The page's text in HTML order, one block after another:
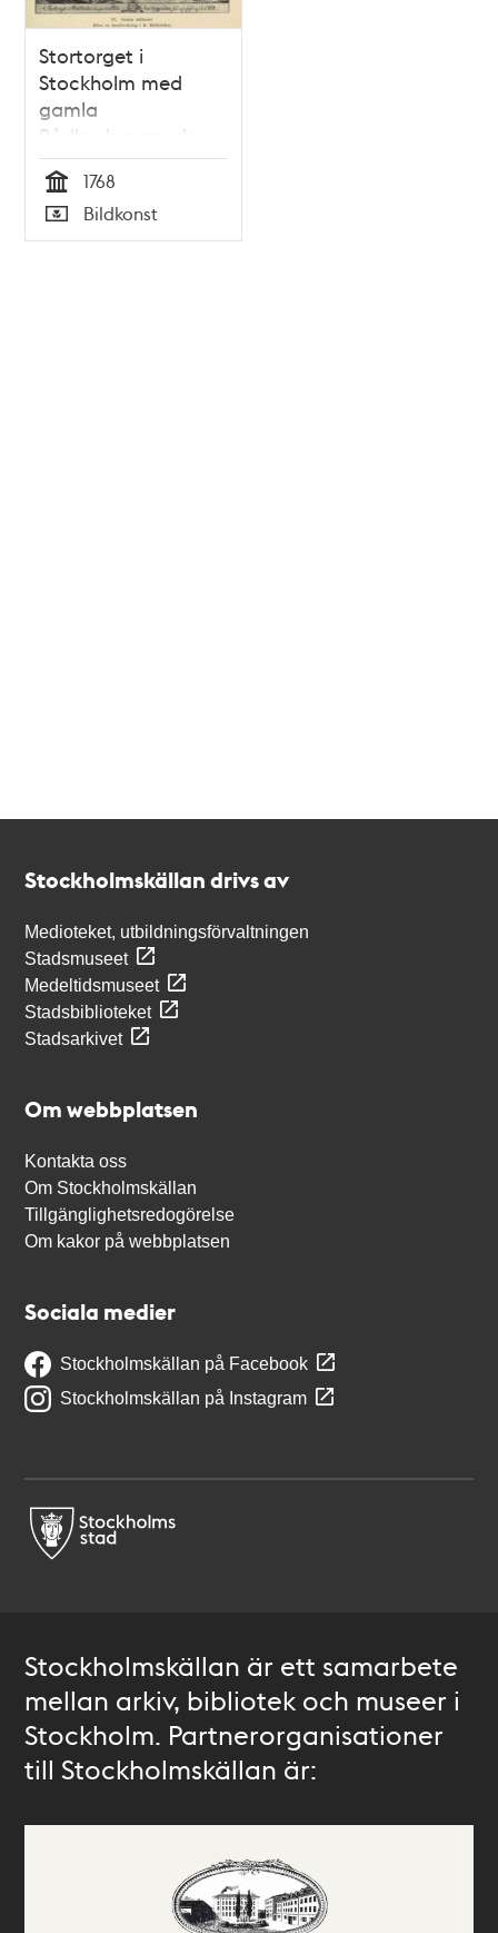
Stortorget i
Stockholm med
gamla
Rådhusbyggnaden
innan dess afrifning
1768
Tid
1768
Typ
Bildkonst
Stockholmskällan drivs av
Medioteket, utbildningsförvaltningen
Stadsmuseet
Medeltidsmuseet
Stadsbiblioteket
Stadsarkivet
Om webbplatsen
Kontakta oss
Om Stockholmskällan
Tillgänglighetsredogörelse
Om kakor på webbplatsen
Sociala medier
Stockholmskällan på Facebook
Stockholmskällan på Instagram
Stockholmskällan är ett samarbete
mellan arkiv, bibliotek och museer i
Stockholm. Partnerorganisationer
till Stockholmskällan är: